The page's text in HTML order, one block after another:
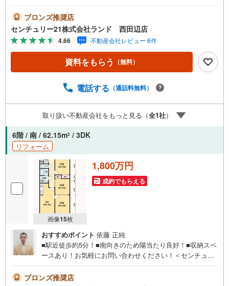
西田辺店は・・・ お客様のニーズに寄り添い、大切なお
住まいのご購入に最後まで伴走いたします！●リフォームの
ご相談も承っております。●購入・売却・ローンのご相
談・・・なんでもお気軽にご相談くださいませ！〇大阪メ
トロ御堂筋線「西田辺」駅より徒歩1分！〇営業時間:10:00
～20:00（火曜日・水曜日定休日※祝日は営業）事前にご連
お待ちしております！
ブロンズ推奨店
センチュリー21株式会社ランド 西田辺店
4.66 不動産会社レビュー 6件
資料をもらう （無料）
電話する （通話料無料）
取り扱い不動産会社をもっと見る（全1社）
6階 / 南 / 62.15m2 / 3DK
リフォーム
画像15枚
1,800万円
成約でもらえる
おすすめポイント 依藤 正純
■駅近徒歩約5分！■南向きのため陽当たり良好！■収納スペ
ースあり！お気軽にお問い合わせください！＜センチュリ
は・・・ お客様のニーズに寄り添い、大切なお住まいの
ブロンズ推奨店